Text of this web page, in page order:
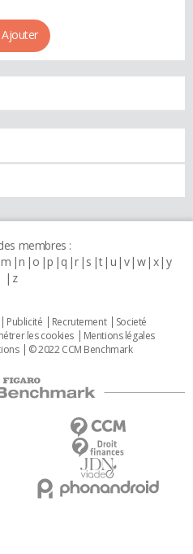
Ajouter
membres :
m n o p q r s t u v w x y
z
Publicité Recrutement
Societé
les cookies
Mentions légales
© 2022 CCM Benchmark